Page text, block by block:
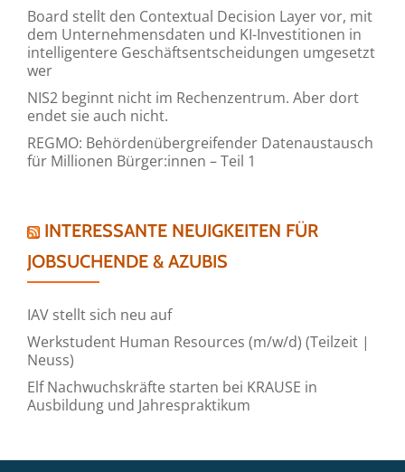
Board stellt den Contextual Decision Layer vor, mit
dem Unternehmensdaten und KI-Investitionen in
intelligentere Geschäftsentscheidungen umgesetzt
wer
NIS2 beginnt nicht im Rechenzentrum. Aber dort
endet sie auch nicht.
REGMO: Behördenübergreifender Datenaustausch
für Millionen Bürger:innen – Teil 1
INTERESSANTE NEUIGKEITEN FÜR
JOBSUCHENDE & AZUBIS
IAV stellt sich neu auf
Werkstudent Human Resources (m/w/d) (Teilzeit |
Neuss)
Elf Nachwuchskräfte starten bei KRAUSE in
Ausbildung und Jahrespraktikum